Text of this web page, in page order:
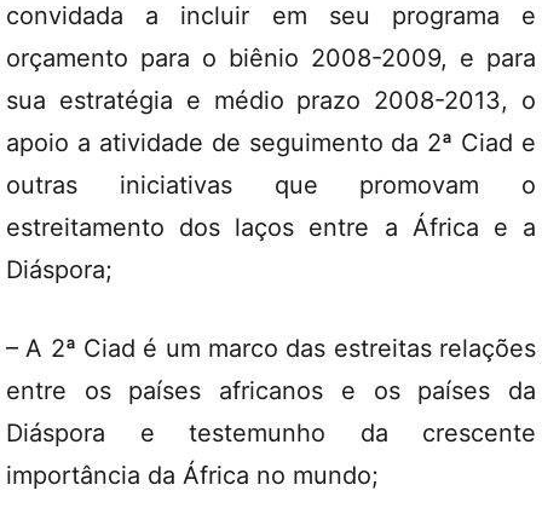
convidada a incluir em seu programa e
orçamento para o biênio 2008-2009, e para
sua estratégia e médio prazo 2008-2013, o
apoio a atividade de seguimento da 2ª Ciad e
outras iniciativas que promovam o
estreitamento dos laços entre a África e a
Diáspora;
– A 2ª Ciad é um marco das estreitas relações
entre os países africanos e os países da
Diáspora e testemunho da crescente
importância da África no mundo;